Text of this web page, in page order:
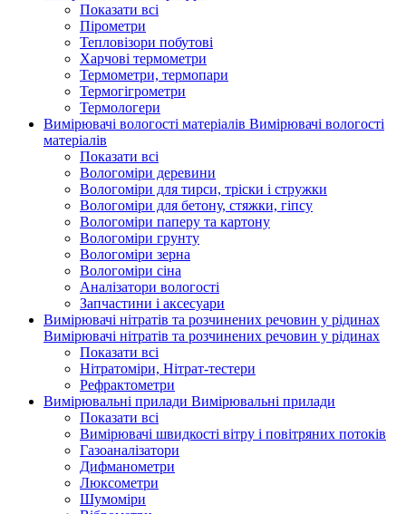
Показати всі
Пірометри
Тепловізори побутові
Харчові термометри
Термометри, термопари
Термогігрометри
Термологери
Вимірювачі вологості матеріалів Вимірювачі вологості
матеріалів
Показати всі
Вологоміри деревини
Вологоміри для тирси, тріски і стружки
Вологоміри для бетону, стяжки, гіпсу
Вологоміри паперу та картону
Вологоміри грунту
Вологоміри зерна
Вологоміри сіна
Аналізатори вологості
Запчастини і аксесуари
Вимірювачі нітратів та розчинених речовин у рідинах
Вимірювачі нітратів та розчинених речовин у рідинах
Показати всі
Нітратоміри, Нітрат-тестери
Рефрактометри
Вимірювальні прилади Вимірювальні прилади
Показати всі
Вимірювачі швидкості вітру і повітряних потоків
Газоаналізатори
Дифманометри
Люксометри
Шумоміри